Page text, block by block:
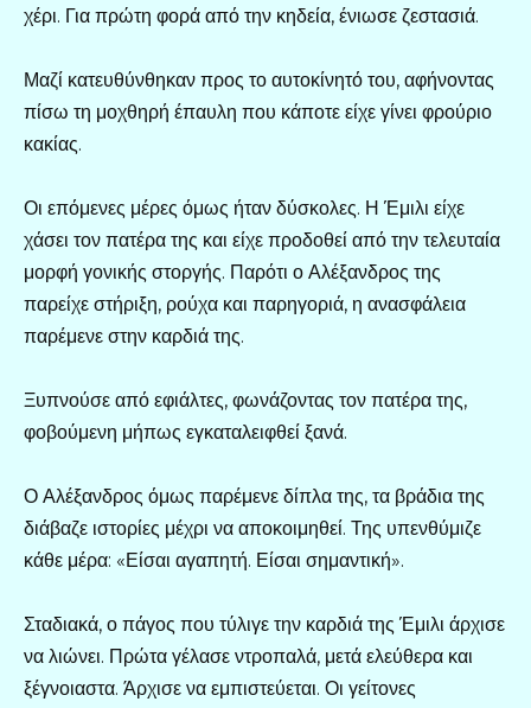
χέρι. Για πρώτη φορά από την κηδεία, ένιωσε ζεστασιά.
Μαζί κατευθύνθηκαν προς το αυτοκίνητό του, αφήνοντας
πίσω τη μοχθηρή έπαυλη που κάποτε είχε γίνει φρούριο
κακίας.
Οι επόμενες μέρες όμως ήταν δύσκολες. Η Έμιλι είχε
χάσει τον πατέρα της και είχε προδοθεί από την τελευταία
μορφή γονικής στοργής. Παρότι ο Αλέξανδρος της
παρείχε στήριξη, ρούχα και παρηγοριά, η ανασφάλεια
παρέμενε στην καρδιά της.
Ξυπνούσε από εφιάλτες, φωνάζοντας τον πατέρα της,
φοβούμενη μήπως εγκαταλειφθεί ξανά.
Ο Αλέξανδρος όμως παρέμενε δίπλα της, τα βράδια της
διάβαζε ιστορίες μέχρι να αποκοιμηθεί. Της υπενθύμιζε
κάθε μέρα: «Είσαι αγαπητή. Είσαι σημαντική».
Σταδιακά, ο πάγος που τύλιγε την καρδιά της Έμιλι άρχισε
να λιώνει. Πρώτα γέλασε ντροπαλά, μετά ελεύθερα και
ξέγνοιαστα. Άρχισε να εμπιστεύεται. Οι γείτονες